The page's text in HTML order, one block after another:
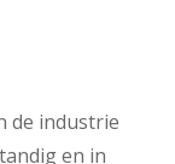
de industrie
en in